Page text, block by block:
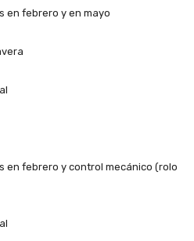
en febrero y en mayo
en febrero y control mecánico (rolo